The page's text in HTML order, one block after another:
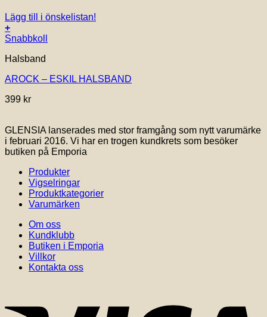
Lägg till i önskelistan!
+
Snabbkoll
Halsband
AROCK – ESKIL HALSBAND
399 kr
GLENSIA lanserades med stor framgång som nytt varumärke
i februari 2016. Vi har en trogen kundkrets som besöker
butiken på Emporia
Produkter
Vigselringar
Produktkategorier
Varumärken
Om oss
Kundklubb
Butiken i Emporia
Villkor
Kontakta oss